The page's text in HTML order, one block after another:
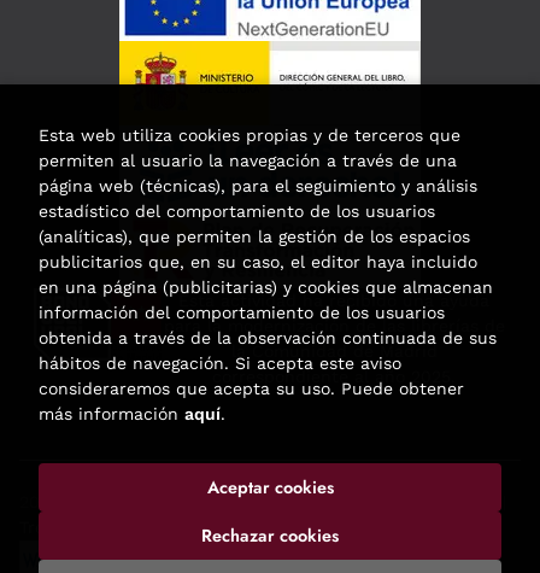
Esta actividad ha recibido una ayuda
para la modernización de las librerías de
la Comunidad de Madrid
correspondiente al año 2025.
. Todos los Derechos Reservados |
Esta web utiliza cookies propias y de terceros que
permiten al usuario la navegación a través de una
página web (técnicas), para el seguimiento y análisis
estadístico del comportamiento de los usuarios
(analíticas), que permiten la gestión de los espacios
publicitarios que, en su caso, el editor haya incluido
en una página (publicitarias) y cookies que almacenan
información del comportamiento de los usuarios
obtenida a través de la observación continuada de sus
hábitos de navegación. Si acepta este aviso
consideraremos que acepta su uso. Puede obtener
más información aquí.
Rechazar cookies
Aceptar cookies